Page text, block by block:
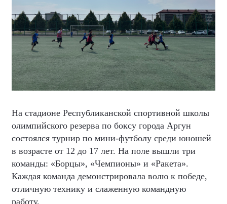
На стадионе Республиканской спортивной школы
олимпийского резерва по боксу города Аргун
состоялся турнир по мини-футболу среди юношей
в возрасте от 12 до 17 лет. На поле вышли три
команды: «Борцы», «Чемпионы» и «Ракета».
Каждая команда демонстрировала волю к победе,
отличную технику и слаженную командную
работу.